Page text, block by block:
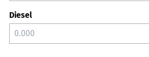
Diesel